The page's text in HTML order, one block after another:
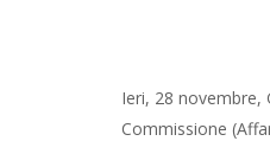
Ieri, 28 novembre,
Commissione